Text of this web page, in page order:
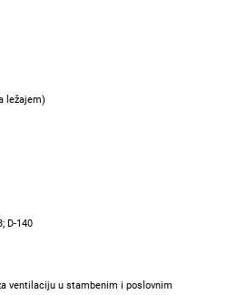
ležajem)
D-140
ventilaciju u stambenim i poslovnim